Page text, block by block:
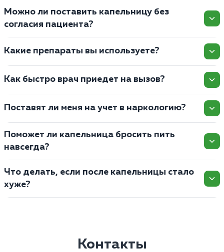
Можно ли поставить капельницу без
согласия пациента?
Какие препараты вы используете?
Как быстро врач приедет на вызов?
Поставят ли меня на учет в наркологию?
Поможет ли капельница бросить пить
навсегда?
Что делать, если после капельницы стало
хуже?
Контакты